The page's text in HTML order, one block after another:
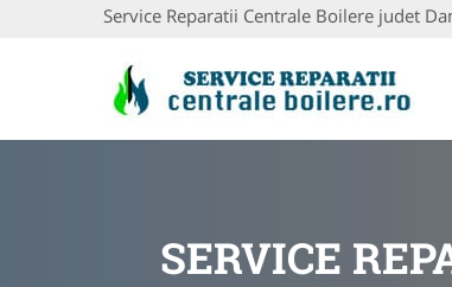
Service Reparatii Centrale Boilere judet
SERVICE